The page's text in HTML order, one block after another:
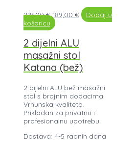
219,00€ 189,00 €
Dodaj u
košaricu
2 dijelni ALU
masažni stol
Katana (bež)
2 dijelni ALU bež masažni
stol s brojnim dodacima.
Vrhunska kvaliteta.
Prikladan za privatnu i
profesionalnu upotrebu.
Dostava: 4-5 radnih dana